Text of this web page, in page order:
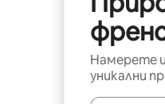
Намерете
уникални